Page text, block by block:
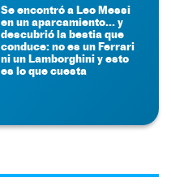
Se encontró a Leo Messi
en un aparcamiento... y
descubrió la bestia que
conduce: no es un Ferrari
ni un Lamborghini y esto
es lo que cuesta